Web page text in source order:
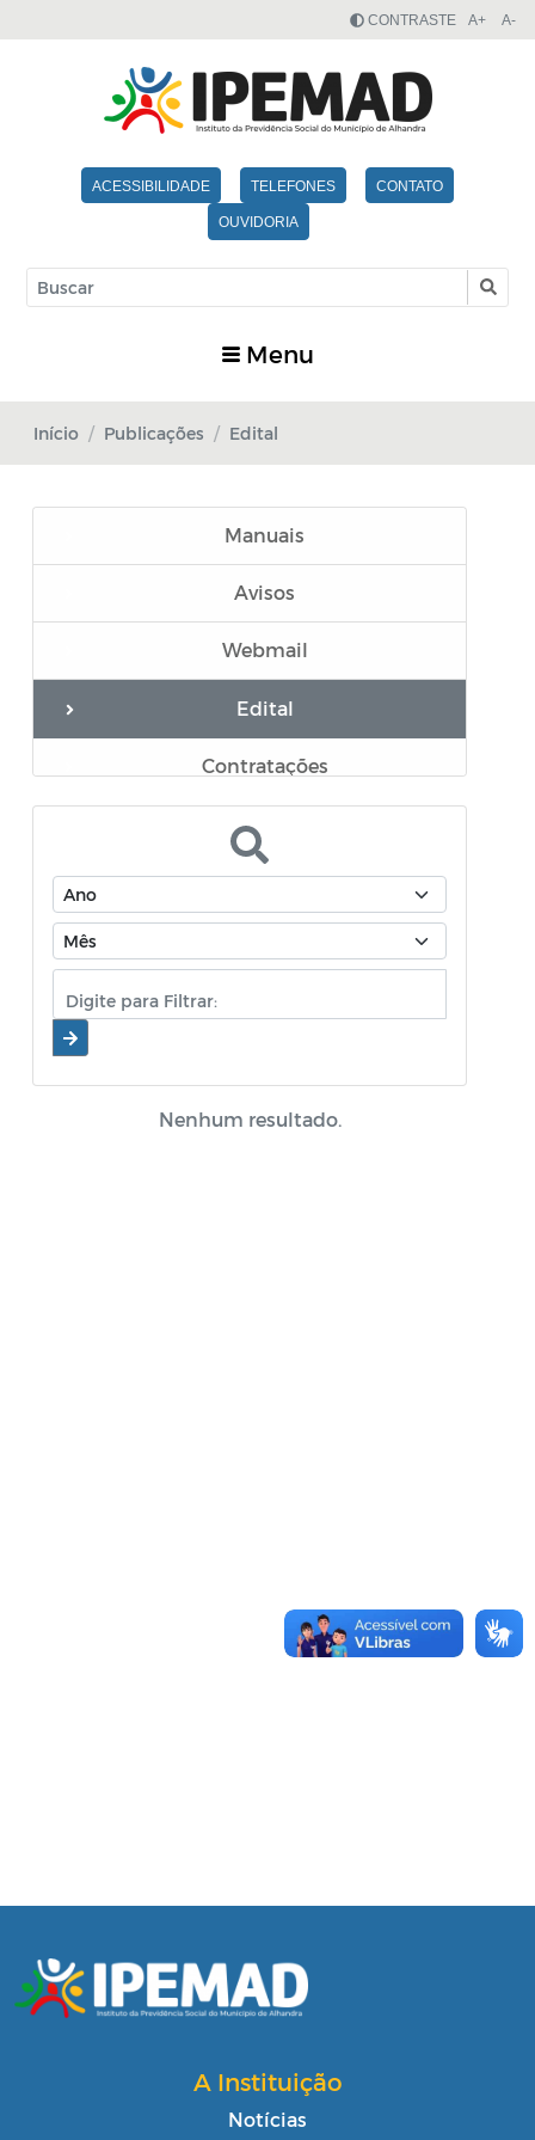
ACESSIBILIDADE TELEFONES CONTATO
OUVIDORIA
CONTRASTE A+ A-
Menu
Início Publicações Edital
Manuais
Avisos
Webmail
Edital
Contratações
CHECK-LIST REQUERIMENTOS
Documentos
Concurso Público
Portal do Contribuinte
Nenhum resultado.
A Instituição
Notícias